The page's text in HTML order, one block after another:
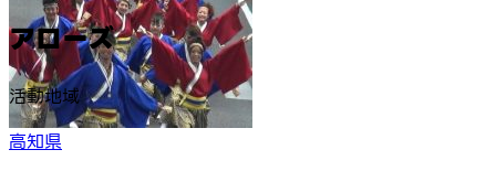
アローズ
活動地域
高知県